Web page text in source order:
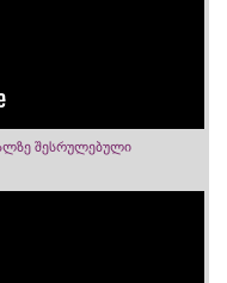
შესრულებული